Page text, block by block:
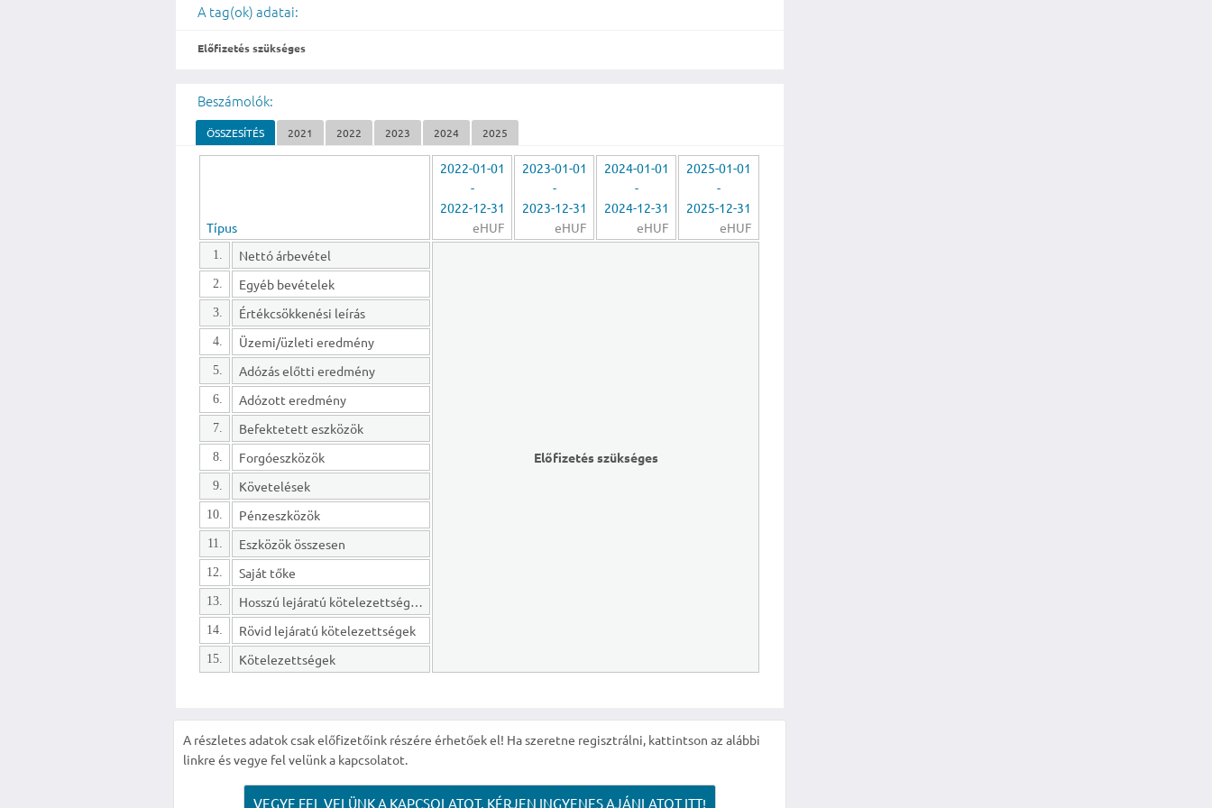
A tag(ok) adatai:
Előfizetés szükséges
Beszámolók:
ÖSSZESÍTÉS 2021 2022 2023 2024 2025
Típus
2022-01-01
-
2022-12-31
eHUF
2023-01-01
-
2023-12-31
eHUF
2024-01-01
-
2024-12-31
eHUF
2025-01-01
-
2025-12-31
eHUF
1. Nettó árbevétel
Előfizetés szükséges
2. Egyéb bevételek
3. Értékcsökkenési leírás
4. Üzemi/üzleti eredmény
5. Adózás előtti eredmény
6. Adózott eredmény
7. Befektetett eszközök
8. Forgóeszközök
9. Követelések
10. Pénzeszközök
11. Eszközök összesen
12. Saját tőke
13. Hosszú lejáratú kötelezettségek
14. Rövid lejáratú kötelezettségek
15. Kötelezettségek
A részletes adatok csak előfizetőink részére érhetőek el! Ha szeretne regisztrálni, kattintson az alábbi
linkre és vegye fel velünk a kapcsolatot.
VEGYE FEL VELÜNK A KAPCSOLATOT, KÉRJEN INGYENES AJÁNLATOT ITT!